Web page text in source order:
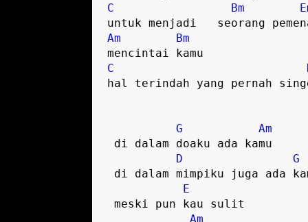
C
Bm
Am
Bm
C
hal terindah yang pernah
G
Am
D
G
E
Am